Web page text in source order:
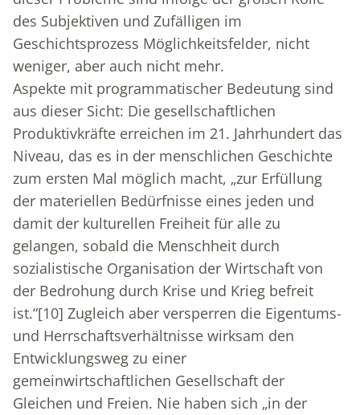
des Subjektiven und Zufälligen im
Geschichtsprozess Möglichkeitsfelder, nicht
weniger, aber auch nicht mehr.
Aspekte mit programmatischer Bedeutung sind
aus dieser Sicht: Die gesellschaftlichen
Produktivkräfte erreichen im 21. Jahrhundert das
Niveau, das es in der menschlichen Geschichte
zum ersten Mal möglich macht, „zur Erfüllung
der materiellen Bedürfnisse eines jeden und
damit der kulturellen Freiheit für alle zu
gelangen, sobald die Menschheit durch
sozialistische Organisation der Wirtschaft von
der Bedrohung durch Krise und Krieg befreit
ist.“[10] Zugleich aber versperren die Eigentums-
und Herrschaftsverhältnisse wirksam den
Entwicklungsweg zu einer
gemeinwirtschaftlichen Gesellschaft der
Gleichen und Freien. Nie haben sich „in der